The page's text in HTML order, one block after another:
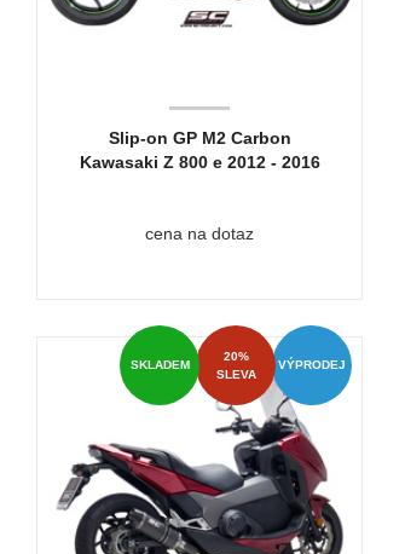
Slip-on GP M2 Carbon
Kawasaki Z 800 e 2012 - 2016
cena na dotaz
VÝPRODEJ
20%
SLEVA
SKLADEM